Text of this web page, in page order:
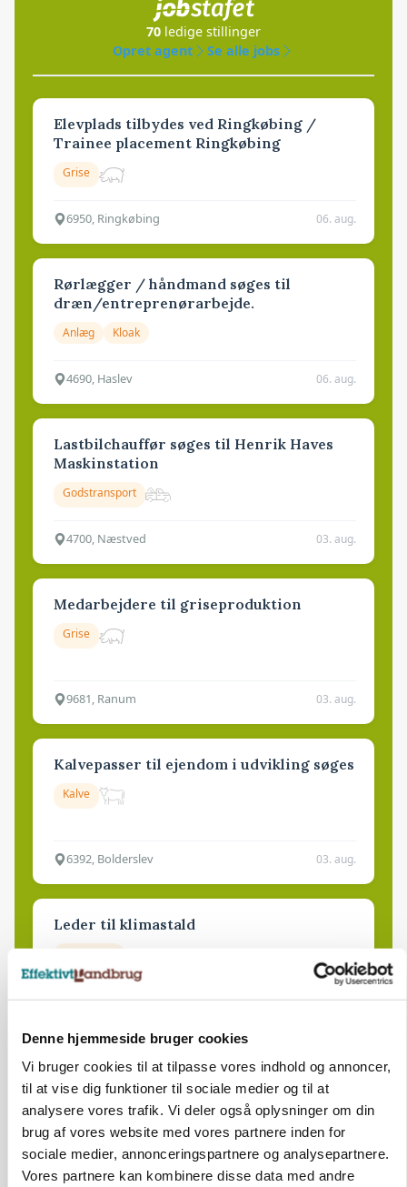
Denne hjemmeside bruger cookies
Vi bruger cookies til at tilpasse vores indhold og annoncer,
til at vise dig funktioner til sociale medier og til at
analysere vores trafik. Vi deler også oplysninger om din
brug af vores website med vores partnere inden for
sociale medier, annonceringspartnere og analysepartnere.
Vores partnere kan kombinere disse data med andre
70 ledige stillinger
Opret agent
Se alle jobs
Elevplads tilbydes ved Ringkøbing /
Trainee placement Ringkøbing
Grise
6950, Ringkøbing 06. aug.
Rørlægger / håndmand søges til
dræn/entreprenørarbejde.
Anlæg Kloak
4690, Haslev 06. aug.
Lastbilchauffør søges til Henrik Haves
Maskinstation
Godstransport
4700, Næstved 03. aug.
Medarbejdere til griseproduktion
Grise
9681, Ranum 03. aug.
Kalvepasser til ejendom i udvikling søges
Kalve
6392, Bolderslev 03. aug.
Leder til klimastald
Klimastald